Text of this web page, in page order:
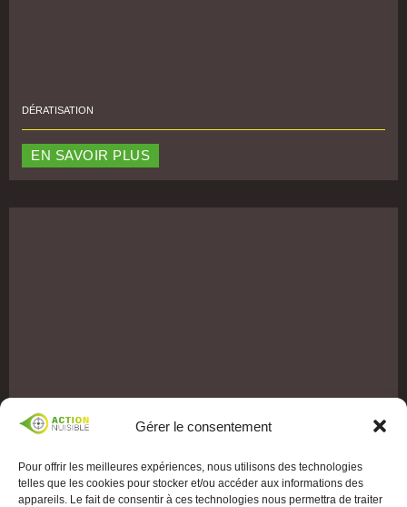
Gérer le consentement
Pour offrir les meilleures expériences, nous utilisons des technologies
telles que les cookies pour stocker et/ou accéder aux informations des
appareils. Le fait de consentir à ces technologies nous permettra de traiter
DÉRATISATION
EN SAVOIR PLUS